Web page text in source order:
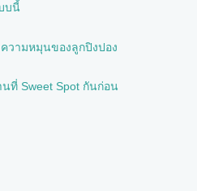
บนี้
วามหมุนของลูกปิงปอง
ที่ Sweet Spot กันก่อน